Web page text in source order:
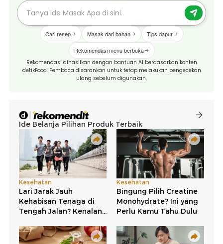
Cari resep Masak dari bahan Tips dapur
Rekomendasi menu berbuka
Rekomendasi dihasilkan dengan bantuan AI berdasarkan konten
detikFood. Pembaca disarankan untuk tetap melakukan pengecekan
ulang sebelum digunakan.